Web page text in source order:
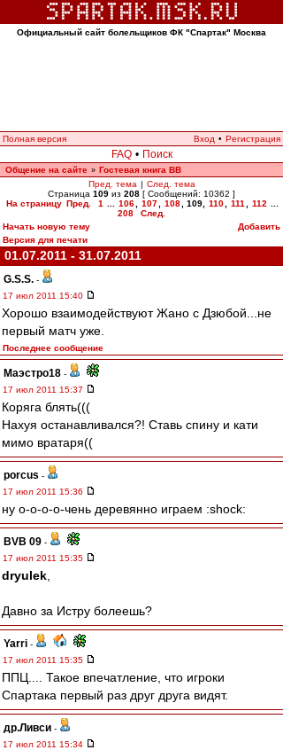
Официальный сайт болельщиков ФК "Спартак" Москва
Полная версия Вход • Регистрация
FAQ • Поиск
Общение на сайте » Гостевая книга ВВ
Пред. тема | След. тема
Страница 109 из 208 [ Сообщений: 10362 ]
На страницу Пред. 1 106 107 108 109, 110 111 112
208
След.
Начать новую тему
Добавить
Версия для печати
01.07.2011 - 31.07.2011
G.S.S. -
17 июл 2011 15:40
Хорошо взаимодействуют Жано с Дзюбой...не
первый матч уже.
Последнее сообщение
Маэстро18 -
17 июл 2011 15:37
Коряга блять(((
Нахуя останавливался?! Ставь спину и кати
мимо вратаря((
porcus -
17 июл 2011 15:36
ну о-о-о-о-чень деревянно играем :shock:
BVB 09 -
17 июл 2011 15:35
dryulek
Давно за Истру болеешь?
Yarri -
17 июл 2011 15:35
ППЦ.... Такое впечатление, что игроки
Спартака первый раз друг друга видят.
др.Ливси -
17 июл 2011 15:34